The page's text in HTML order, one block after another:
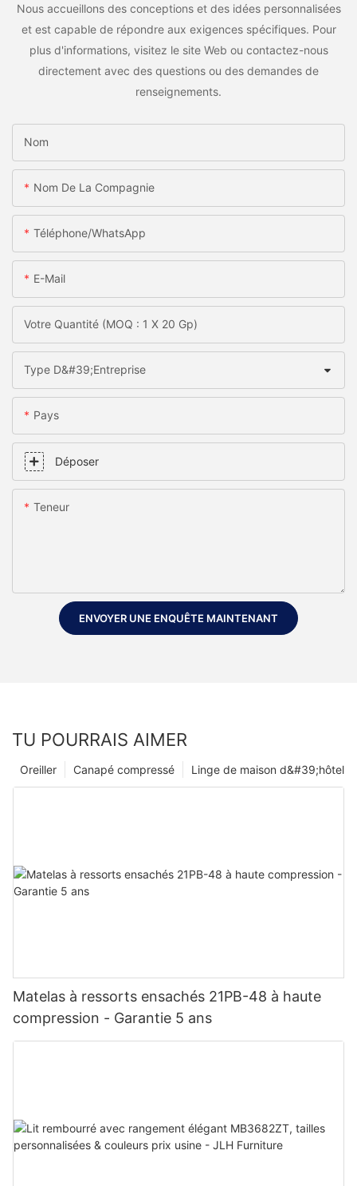
Nous accueillons des conceptions et des idées personnalisées
et est capable de répondre aux exigences spécifiques. Pour
plus d'informations, visitez le site Web ou contactez-nous
directement avec des questions ou des demandes de
renseignements.
Nom
Nom De La Compagnie
Téléphone/WhatsApp
E-Mail
Votre Quantité (MOQ : 1 X 20 Gp)
Type D&#39;entreprise
Pays
Déposer
Teneur
ENVOYER UNE ENQUÊTE MAINTENANT
TU POURRAIS AIMER
Linge de maison d&#39;hôtel
Canapé compressé
Oreiller
Matelas à ressorts ensachés 21PB-48 à haute
compression - Garantie 5 ans